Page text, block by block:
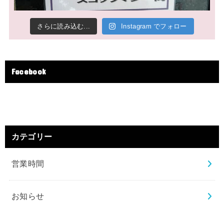
さらに読み込む... Instagram でフォロー
Facebook
カテゴリー
営業時間
お知らせ